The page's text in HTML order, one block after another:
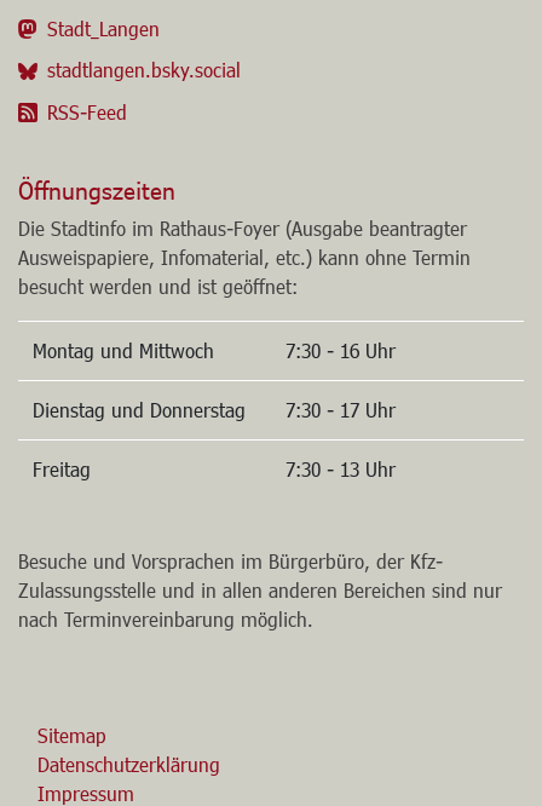
Stadt_Langen
stadtlangen.bsky.social
RSS-Feed
Öffnungszeiten
Die Stadtinfo im Rathaus-Foyer (Ausgabe beantragter
Ausweispapiere, Infomaterial, etc.) kann ohne Termin
besucht werden und ist geöffnet:
Montag und Mittwoch 7:30 - 16 Uhr
Dienstag und Donnerstag 7:30 - 17 Uhr
Freitag 7:30 - 13 Uhr
Besuche und Vorsprachen im Bürgerbüro, der Kfz-
Zulassungsstelle und in allen anderen Bereichen sind nur
nach Terminvereinbarung möglich.
Sitemap
Datenschutzerklärung
Impressum